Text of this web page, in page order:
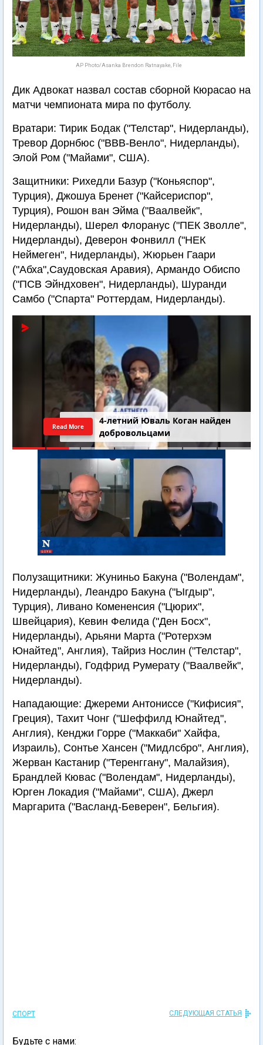
AP Photo/Asanka Brendon Ratnayake, File
Дик Адвокат назвал состав сборной Кюрасао на
матчи чемпионата мира по футболу.
Вратари: Тирик Бодак ("Телстар", Нидерланды),
Тревор Дорнбюс ("ВВВ-Венло", Нидерланды),
Элой Ром ("Майами", США).
Защитники: Рихедли Базур ("Коньяспор",
Турция), Джошуа Бренет ("Кайсериспор",
Турция), Рошон ван Эйма ("Ваалвейк",
Нидерланды), Шерел Флоранус ("ПЕК Зволле",
Нидерланды), Деверон Фонвилл ("НЕК
Неймеген", Нидерланды), Жюрьен Гаари
("Абха",Саудовская Аравия), Армандо Обиспо
("ПСВ Эйндховен", Нидерланды), Шуранди
Самбо ("Спарта" Роттердам, Нидерланды).
4-летний Юваль Коган найден
добровольцами
Read More
Полузащитники: Жуниньо Бакуна ("Волендам",
Нидерланды), Леандро Бакуна ("Ыгдыр",
Турция), Ливано Комененсия ("Цюрих",
Швейцария), Кевин Фелида ("Ден Босх",
Нидерланды), Арьяни Марта ("Ротерхэм
Юнайтед", Англия), Тайриз Нослин ("Телстар",
Нидерланды), Годфрид Румерату ("Ваалвейк",
Нидерланды).
Нападающие: Джереми Антониссе ("Кифисия",
Греция), Тахит Чонг ("Шеффилд Юнайтед",
Англия), Кенджи Горре ("Маккаби" Хайфа,
Израиль), Сонтье Хансен ("Мидлсбро", Англия),
Жерван Кастанир ("Теренггану", Малайзия),
Брандлей Кювас ("Волендам", Нидерланды),
Юрген Локадия ("Майами", США), Джерл
Маргарита ("Васланд-Беверен", Бельгия).
СПОРТ СЛЕДУЮЩАЯ СТАТЬЯ
Будьте с нами: